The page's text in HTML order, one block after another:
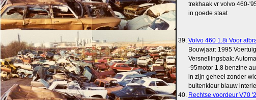
trekhaak vr volvo 460-
in goede staat
39. Volvo 460 1.8i Voor
Bouwjaar: 1995
Versnellingsbak:
-95motor 1.8 benzine
in zijn geheel zonder
buitenkleur blauw
40. Rechtse voordeur V70